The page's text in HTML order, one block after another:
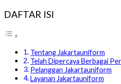
DAFTAR ISI
Tentang Jakartauniform
Telah Dipercaya Berbagai
Pelanggan Jakartauniform
Layanan Jakartauniform